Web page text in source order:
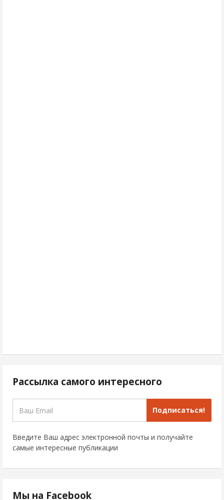
Рассылка самого интересного
Подписаться!
Введите Ваш адрес электронной почты и получайте
самые интересные публикации
Мы на Facebook